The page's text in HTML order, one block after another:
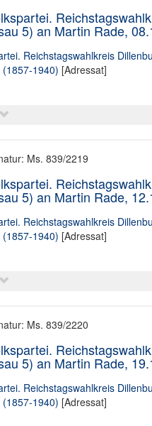
5) an Martin Rade,
Reichstagswahlkreis
1940) [Adressat]
Ms. 839/2219
5) an Martin Rade,
Reichstagswahlkreis
1940) [Adressat]
Ms. 839/2220
5) an Martin Rade,
Reichstagswahlkreis
1940) [Adressat]